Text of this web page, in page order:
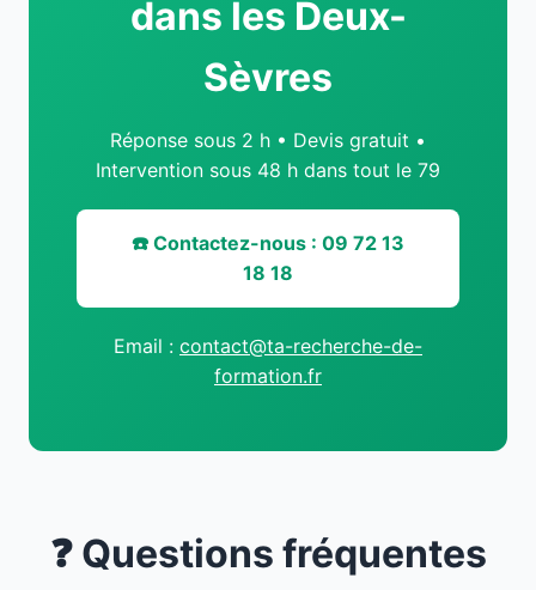
dans les Deux-
Sèvres
Réponse sous 2 h • Devis gratuit •
Intervention sous 48 h dans tout le 79
☎️ Contactez-nous : 09 72 13
18 18
Email : contact@ta-recherche-de-
formation.fr
❓ Questions fréquentes